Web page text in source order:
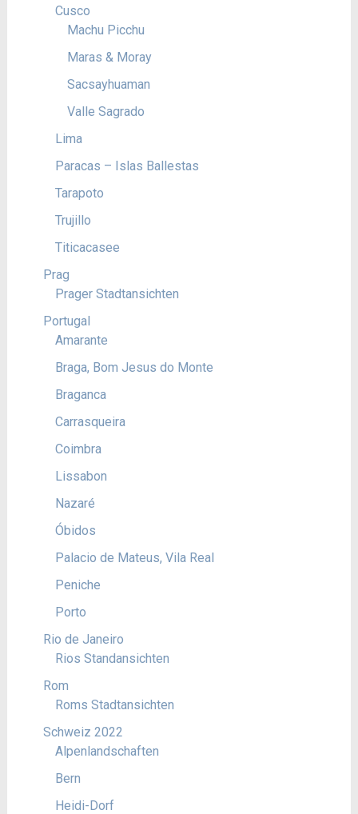
Cusco
Machu Picchu
Maras & Moray
Sacsayhuaman
Valle Sagrado
Lima
Paracas – Islas Ballestas
Tarapoto
Trujillo
Titicacasee
Prag
Prager Stadtansichten
Portugal
Amarante
Braga, Bom Jesus do Monte
Braganca
Carrasqueira
Coimbra
Lissabon
Nazaré
Óbidos
Palacio de Mateus, Vila Real
Peniche
Porto
Rio de Janeiro
Rios Standansichten
Rom
Roms Stadtansichten
Schweiz 2022
Alpenlandschaften
Bern
Heidi-Dorf